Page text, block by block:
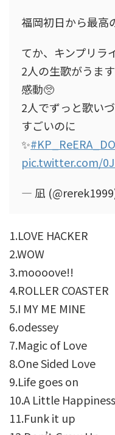
福岡初日から最高
てか、キンプリラ
2人の生歌がうま
感動🥺
2人でずっと歌い
すごいのに
✨
pic.twitter.com/
— 凪
1.LOVE HACKER
2.WOW
3.moooove!!
4.ROLLER COASTER
5.I MY ME MINE
6.odessey
7.Magic of Love
8.One Sided Love
9.Life goes on
10.A Little Happiness
11.Funk it up